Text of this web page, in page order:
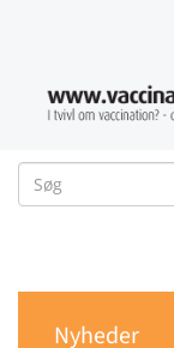
Nyheder